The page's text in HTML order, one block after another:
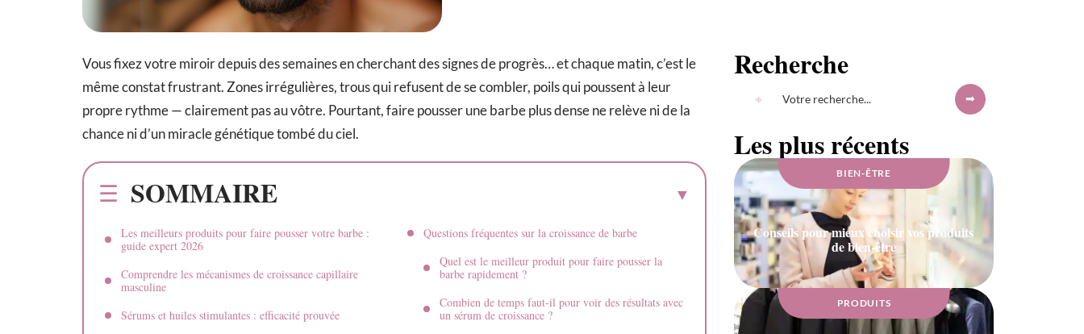
Vous fixez votre miroir depuis des semaines en cherchant des signes de progrès… et chaque matin, c’est le
même constat frustrant. Zones irrégulières, trous qui refusent de se combler, poils qui poussent à leur
propre rythme — clairement pas au vôtre. Pourtant, faire pousser une barbe plus dense ne relève ni de la
chance ni d’un miracle génétique tombé du ciel.
SOMMAIRE
Les meilleurs produits pour faire pousser votre barbe :
guide expert 2026
Comprendre les mécanismes de croissance capillaire
masculine
Sérums et huiles stimulantes : efficacité prouvée
Questions fréquentes sur la croissance de barbe
Quel est le meilleur produit pour faire pousser la
barbe rapidement ?
Combien de temps faut-il pour voir des résultats avec
un sérum de croissance ?
Recherche
Les plus récents
BIEN-ÊTRE
Conseils pour mieux choisir vos produits
de bien-être
PRODUITS